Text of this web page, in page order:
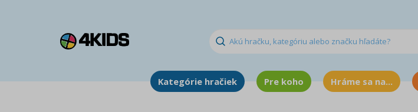
Kategórie hračiek Pre koho Hráme sa na...